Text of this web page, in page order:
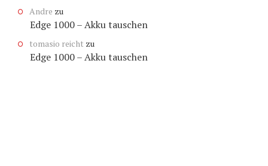
Andre zu
Edge 1000 – Akku tauschen
tomasio reicht zu
Edge 1000 – Akku tauschen